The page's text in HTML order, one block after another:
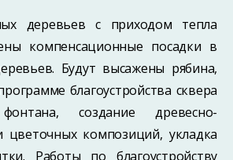
деревьев с приходом тепла
компенсационные посадки в
Будут высажены рябина,
благоустройства сквера
создание древесно-
цветочных композиций, укладка
Работы по благоустройству